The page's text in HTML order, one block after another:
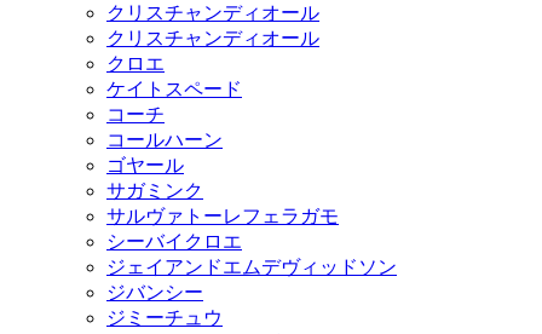
クリスチャンディオール
クリスチャンディオール
クロエ
ケイトスペード
コーチ
コールハーン
ゴヤール
サガミンク
サルヴァトーレフェラガモ
シーバイクロエ
ジェイアンドエムデヴィッドソン
ジバンシー
ジミーチュウ